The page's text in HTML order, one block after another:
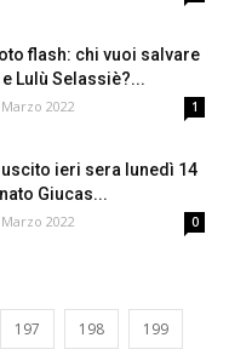
flash: chi vuoi salvare
Lulù Selassiè?...
Marzo 2022 1
uscito ieri sera lunedì 14
Giucas...
Marzo 2022 0
197 198 199